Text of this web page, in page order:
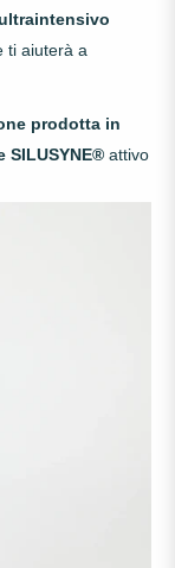
ti aiuterà a
prodotta in
SILUSYNE® attivo